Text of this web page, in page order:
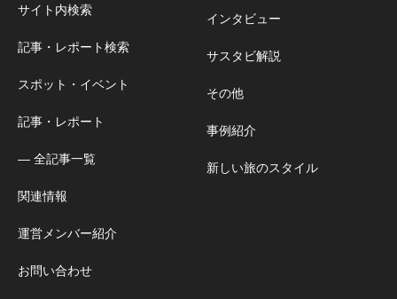
サイト内検索
記事・レポート検索
スポット・イベント
記事・レポート
― 全記事一覧
関連情報
運営メンバー紹介
お問い合わせ
インタビュー
サスタビ解説
その他
事例紹介
新しい旅のスタイル